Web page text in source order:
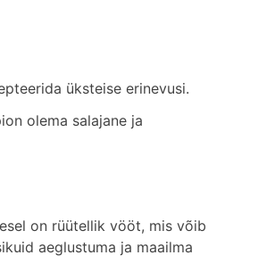
üksteise erinevusi.
olema salajane ja
on rüütellik vööt, mis võib
aeglustuma ja maailma